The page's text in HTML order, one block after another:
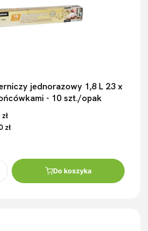
jednorazowy 1,8 L 23 x
- 10 szt./opak
zł
Do koszyka